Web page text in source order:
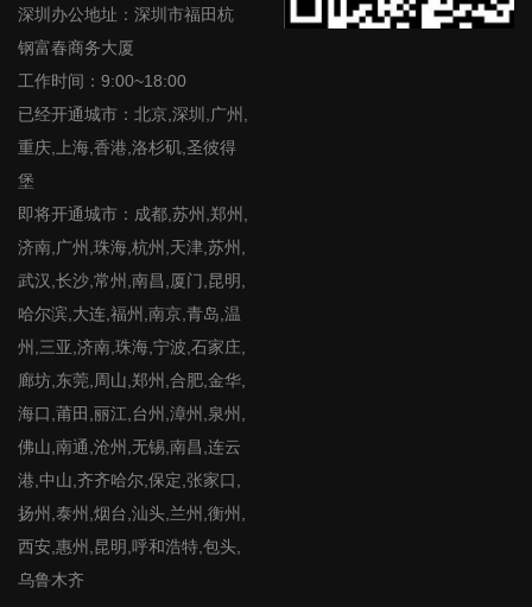
深圳办公地址：深圳市福田杭
钢富春商务大厦
工作时间：9:00~18:00
已经开通城市：北京,深圳,广州,
重庆,上海,香港,洛杉矶,圣彼得
堡
即将开通城市：成都,苏州,郑州,
济南,广州,珠海,杭州,天津,苏州,
武汉,长沙,常州,南昌,厦门,昆明,
哈尔滨,大连,福州,南京,青岛,温
州,三亚,济南,珠海,宁波,石家庄,
廊坊,东莞,周山,郑州,合肥,金华,
海口,莆田,丽江,台州,漳州,泉州,
佛山,南通,沧州,无锡,南昌,连云
港,中山,齐齐哈尔,保定,张家口,
扬州,泰州,烟台,汕头,兰州,衡州,
西安,惠州,昆明,呼和浩特,包头,
乌鲁木齐